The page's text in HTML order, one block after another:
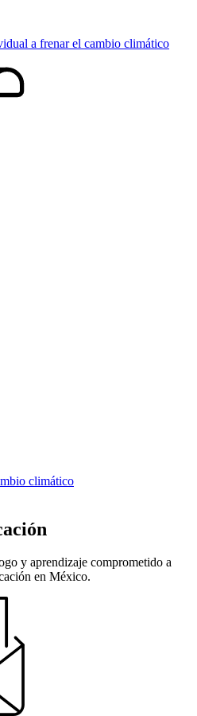
a frenar el cambio climático
climático
y aprendizaje comprometido a
en México.